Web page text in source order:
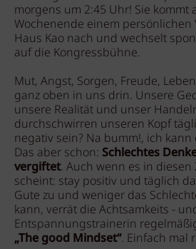
morgens um 2:45 Uhr! Sie kommt
Wochenende einem persönlichen
Haus Kao nach und wechselt
auf die Kongressbühne.
Mut, Angst, Sorgen, Freude,
ganz oben in uns drin. Unsere
unsere Realität und unser
durchschwirren unseren Kopf
negativ sein? Na bumm!, ich
Das aber schon: Schlechtes
vergiftet. Auch wenn es in
scheint: stay positiv und täglich
Gute zu und weniger das
kann, verrät die Achtsamkeits -
Entspannungstrainerin
„The good Mindset“. Einfach mal